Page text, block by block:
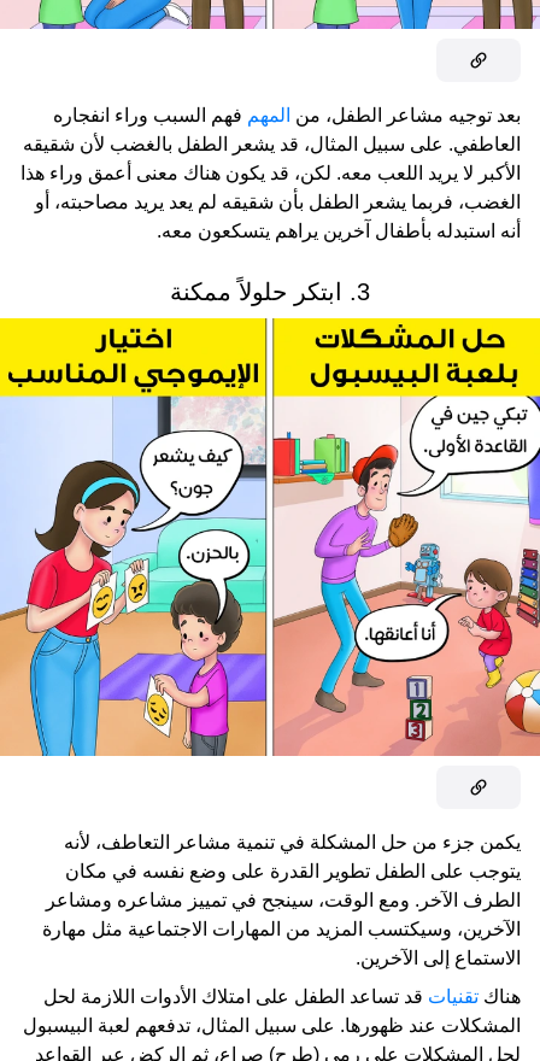
بعد توجيه مشاعر الطفل، من المهم فهم السبب وراء انفجاره
العاطفي. على سبيل المثال، قد يشعر الطفل بالغضب لأن شقيقه
الأكبر لا يريد اللعب معه. لكن، قد يكون هناك معنى أعمق وراء هذا
الغضب، فربما يشعر الطفل بأن شقيقه لم يعد يريد مصاحبته، أو
أنه استبدله بأطفال آخرين يراهم يتسكعون معه.
3. ابتكر حلولاً ممكنة
يكمن جزء من حل المشكلة في تنمية مشاعر التعاطف، لأنه
يتوجب على الطفل تطوير القدرة على وضع نفسه في مكان
الطرف الآخر. ومع الوقت، سينجح في تمييز مشاعره ومشاعر
الآخرين، وسيكتسب المزيد من المهارات الاجتماعية مثل مهارة
الاستماع إلى الآخرين.
هناك تقنيات قد تساعد الطفل على امتلاك الأدوات اللازمة لحل
المشكلات عند ظهورها. على سبيل المثال، تدفعهم لعبة البيسبول
لحل المشكلات على رمي (طرح) صراع، ثم الركض عبر القواعد